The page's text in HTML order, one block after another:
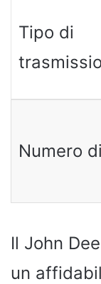
Tipo di
Numero
Il John
un